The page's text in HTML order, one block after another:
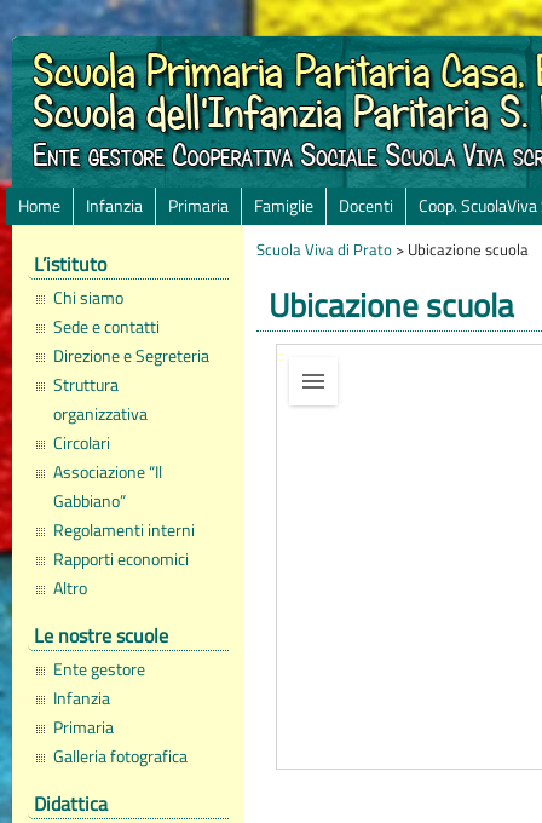
Home Infanzia Primaria Famiglie Docenti Coop. ScuolaViva
L’istituto
Chi siamo
Sede e contatti
Direzione e Segreteria
Struttura
organizzativa
Circolari
Associazione “Il
Gabbiano”
Regolamenti interni
Rapporti economici
Altro
Le nostre scuole
Ente gestore
Infanzia
Primaria
Galleria fotografica
Didattica
Scuola Viva di Prato> Ubicazione scuola
Ubicazione scuola